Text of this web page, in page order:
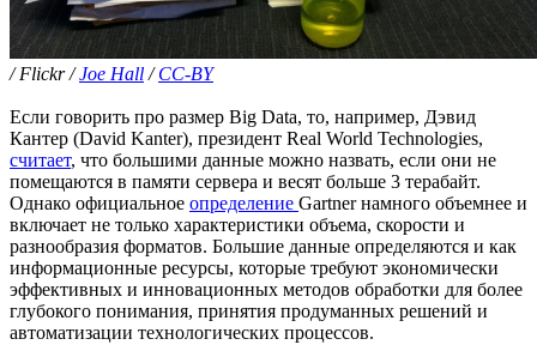
/ Flickr /Joe Hall /CC-BY
Если говорить про размер Big Data, то, например, Дэвид
Кантер (David Kanter), президент Real World Technologies,
считает, что большими данные можно назвать, если они не
помещаются в памяти сервера и весят больше 3 терабайт.
Однако официальное определение Gartner намного объемнее и
включает не только характеристики объема, скорости и
разнообразия форматов. Большие данные определяются и как
информационные ресурсы, которые требуют экономически
эффективных и инновационных методов обработки для более
глубокого понимания, принятия продуманных решений и
автоматизации технологических процессов.